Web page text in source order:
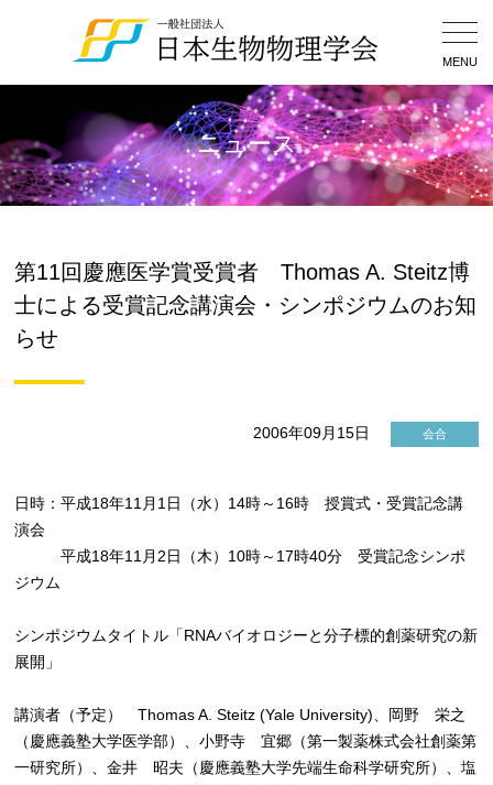
MENU
ニュース
第11回慶應医学賞受賞者 Thomas A. Steitz博
士による受賞記念講演会・シンポジウムのお知
らせ
2006年09月15日 会合
日時：平成18年11月1日（水）14時～16時 授賞式・受賞記念講
演会
平成18年11月2日（木）10時～17時40分 受賞記念シンポ
ジウム
シンポジウムタイトル「RNAバイオロジーと分子標的創薬研究の新
展開」
講演者（予定） Thomas A. Steitz (Yale University)、岡野 栄之
（慶應義塾大学医学部）、小野寺 宜郷（第一製薬株式会社創薬第
一研究所）、金井 昭夫（慶應義塾大学先端生命科学研究所）、塩